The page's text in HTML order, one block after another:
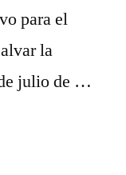
para el
la
julio de …